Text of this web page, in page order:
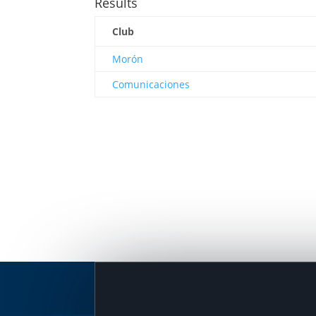
Club
Morón
Comunicaciones